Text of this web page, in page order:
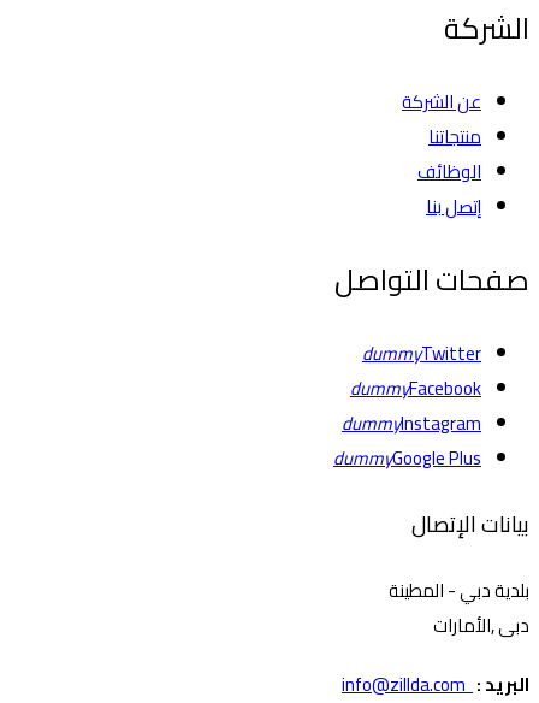
الشركة
عن الشركة
منتجاتنا
الوظائف
إتصل بنا
صفحات التواصل
dummyTwitter
dummyFacebook
dummyInstagram
dummyGoogle Plus
بيانات الإتصال
بلدية دبي - المطينة
دبى ,الأمارات
البريد :info@zillda.com